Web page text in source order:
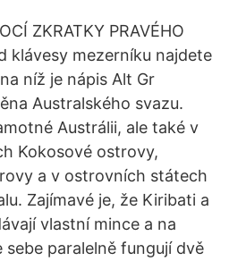
ZKRATKY PRAVÉHO
klávesy mezerníku najdete
níž je nápis Alt Gr
Australského svazu.
Austrálii, ale také v
Kokosové ostrovy,
a v ostrovních státech
Zajímavé je, že Kiribati a
vlastní mince a na
paralelně fungují dvě